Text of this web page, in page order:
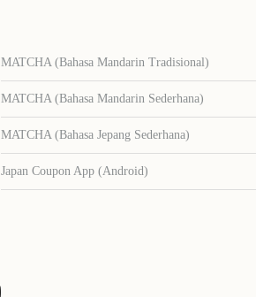
MATCHA (Bahasa Mandarin Tradisional)
MATCHA (Bahasa Mandarin Sederhana)
MATCHA (Bahasa Jepang Sederhana)
Japan Coupon App (Android)